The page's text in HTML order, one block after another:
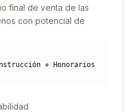
final de venta de las
con potencial de
+ Honorarios